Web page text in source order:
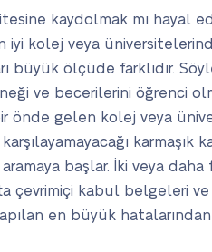
kaydolmak mı hayal
iyi kolej veya
büyük ölçüde farklıdır.
ve becerilerini öğrenci
önde gelen kolej veya
başlar. İki veya
çevrimiçi kabul belgeleri
en büyük